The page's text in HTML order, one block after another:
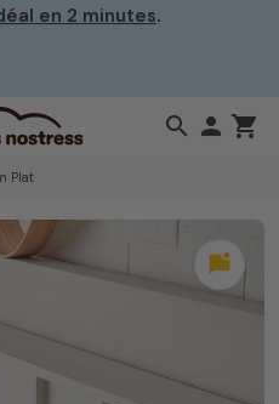
en 2 minutes.
search  shopping_cart
Plat
mark_chat_unread